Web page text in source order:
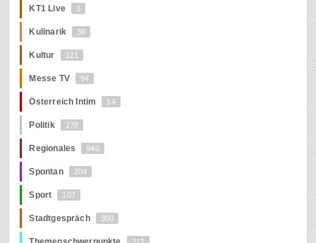
KT1 Live 3
Kulinarik 36
Kultur 121
Messe TV 94
Österreich Intim 14
Politik 278
Regionales 940
Spontan 204
Sport 107
Stadtgespräch 300